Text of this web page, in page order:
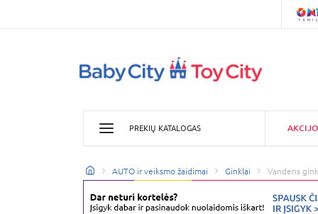
PREKIŲ KATALOGAS
AUTO ir veiksmo žaidimai Ginklai Vandens